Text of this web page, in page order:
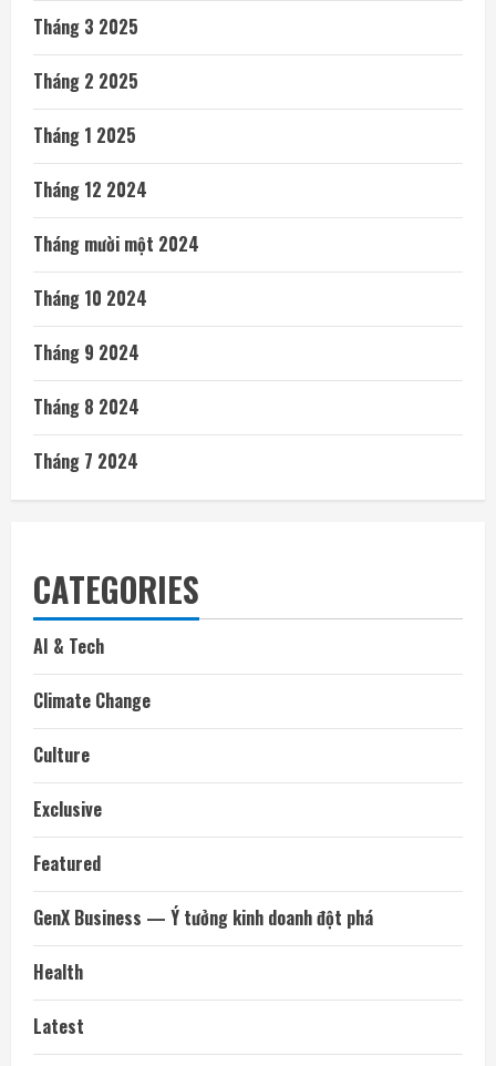
Tháng 3 2025
Tháng 2 2025
Tháng 1 2025
Tháng 12 2024
Tháng mười một 2024
Tháng 10 2024
Tháng 9 2024
Tháng 8 2024
Tháng 7 2024
CATEGORIES
AI & Tech
Climate Change
Culture
Exclusive
Featured
GenX Business — Ý tưởng kinh doanh đột phá
Health
Latest